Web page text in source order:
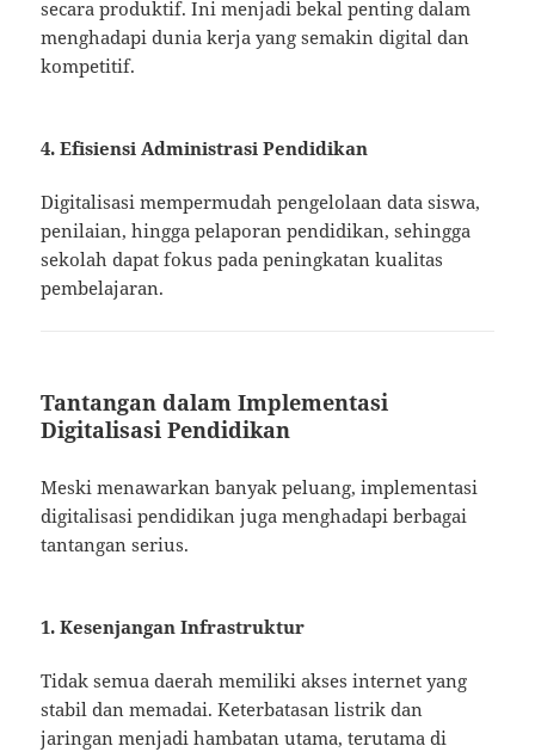
secara produktif. Ini menjadi bekal penting dalam
menghadapi dunia kerja yang semakin digital dan
kompetitif.
4. Efisiensi Administrasi Pendidikan
Digitalisasi mempermudah pengelolaan data siswa,
penilaian, hingga pelaporan pendidikan, sehingga
sekolah dapat fokus pada peningkatan kualitas
pembelajaran.
Tantangan dalam Implementasi
Digitalisasi Pendidikan
Meski menawarkan banyak peluang, implementasi
digitalisasi pendidikan juga menghadapi berbagai
tantangan serius.
1. Kesenjangan Infrastruktur
Tidak semua daerah memiliki akses internet yang
stabil dan memadai. Keterbatasan listrik dan
jaringan menjadi hambatan utama, terutama di